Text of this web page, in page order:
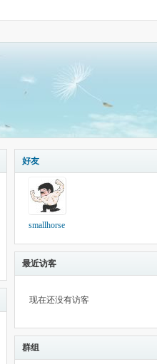
好友
smallhorse
最近访客
现在还没有访客
群组